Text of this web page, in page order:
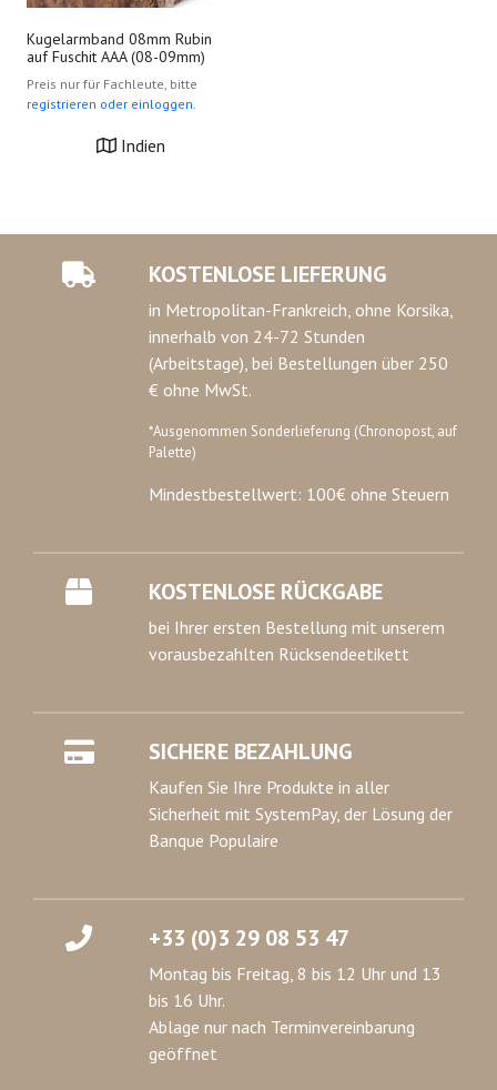
Kugelarmband 08mm Rubin
auf Fuschit AAA (08-09mm)
Preis nur für Fachleute, bitte
registrieren oder einloggen.
Indien
KOSTENLOSE LIEFERUNG
in Metropolitan-Frankreich, ohne Korsika,
innerhalb von 24-72 Stunden
(Arbeitstage), bei Bestellungen über 250
€ ohne MwSt.
*Ausgenommen Sonderlieferung (Chronopost, auf
Palette)
Mindestbestellwert: 100€ ohne Steuern
KOSTENLOSE RÜCKGABE
bei Ihrer ersten Bestellung mit unserem
vorausbezahlten Rücksendeetikett
SICHERE BEZAHLUNG
Kaufen Sie Ihre Produkte in aller
Sicherheit mit SystemPay, der Lösung der
Banque Populaire
+33 (0)3 29 08 53 47
Montag bis Freitag, 8 bis 12 Uhr und 13
bis 16 Uhr.
Ablage nur nach Terminvereinbarung
geöffnet